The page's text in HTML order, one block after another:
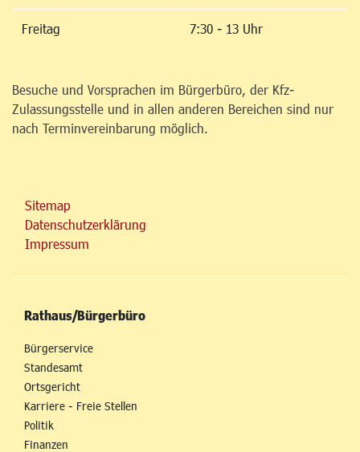
Freitag 7:30 - 13 Uhr
Besuche und Vorsprachen im Bürgerbüro, der Kfz-
Zulassungsstelle und in allen anderen Bereichen sind nur
nach Terminvereinbarung möglich.
Sitemap
Datenschutzerklärung
Impressum
Rathaus/Bürgerbüro
Bürgerservice
Standesamt
Ortsgericht
Karriere - Freie Stellen
Politik
Finanzen